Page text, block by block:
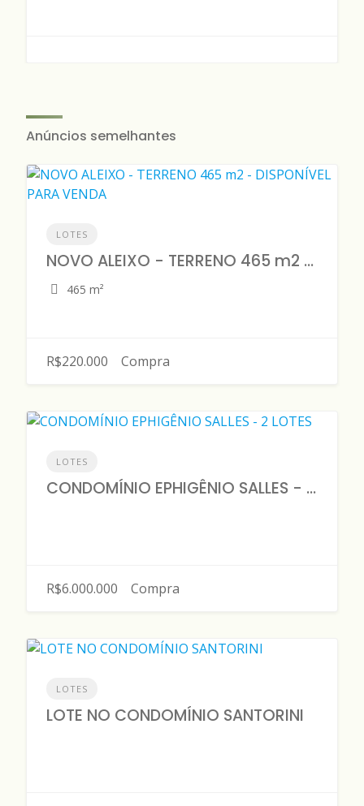
Anúncios semelhantes
LOTES
NOVO ALEIXO - TERRENO 465 m2 - DISPONÍVEL PARA VENDA
465 m²
R$220.000 Compra
LOTES
CONDOMÍNIO EPHIGÊNIO SALLES - 2 LOTES
R$6.000.000 Compra
LOTES
LOTE NO CONDOMÍNIO SANTORINI